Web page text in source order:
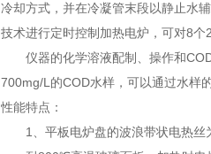
冷却方式，并在冷凝管末段以静止水
技术进行定时控制加热电炉，可对8个
仪器的化学溶液配制、操作和COD
700mg/L的COD水样，可以通过水样
性能特点：
1、平板电炉盘的波浪带状电热丝